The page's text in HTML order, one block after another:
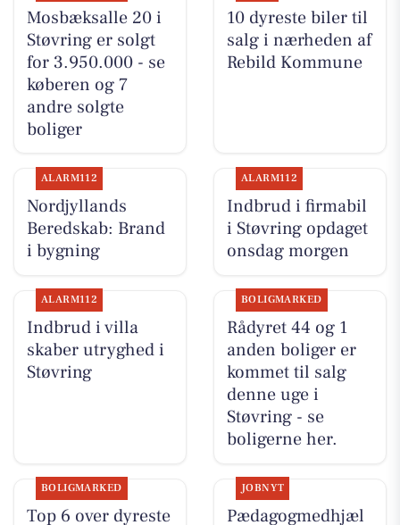
Mosbæksalle 20 i
Støvring er solgt
for 3.950.000 - se
køberen og 7
andre solgte
boliger
10 dyreste biler til
salg i nærheden af
Rebild Kommune
ALARM112
Nordjyllands
Beredskab: Brand
i bygning
ALARM112
Indbrud i firmabil
i Støvring opdaget
onsdag morgen
ALARM112
Indbrud i villa
skaber utryghed i
Støvring
BOLIGMARKED
Rådyret 44 og 1
anden boliger er
kommet til salg
denne uge i
Støvring - se
boligerne her.
BOLIGMARKED
Top 6 over dyreste
JOBNYT
Pædagogmedhjæl